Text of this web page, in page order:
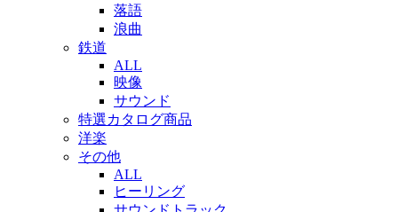
落語
浪曲
鉄道
ALL
映像
サウンド
特選カタログ商品
洋楽
その他
ALL
ヒーリング